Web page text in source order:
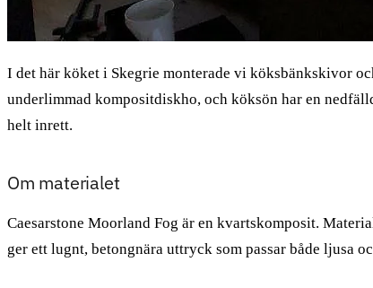
I det här köket i Skegrie monterade vi köksbänkskivor
underlimmad kompositdiskho, och köksön har en
helt inrett.
Om materialet
Caesarstone Moorland Fog är en kvartskomposit.
ger ett lugnt, betongnära uttryck som passar både ljusa